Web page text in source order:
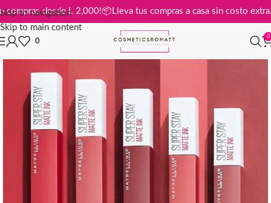
Skip to navigation
Skip to main content
en compras desde L 2,000!📦Lleva tus compras a casa sin costo
0
0